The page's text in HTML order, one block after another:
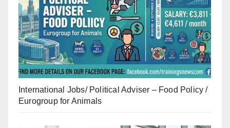
International Jobs/ Political Adviser – Food Policy /
Eurogroup for Animals